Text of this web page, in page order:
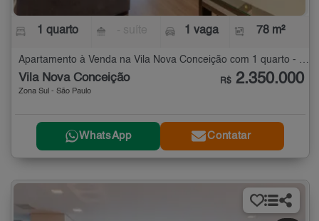
1 quarto 1 vaga 78 m²
Apartamento à Venda na Vila Nova Conceição com 1 quarto - 78 m²
Vila Nova Conceição
Zona Sul - São Paulo
R$ 2.350.000
WhatsApp Contatar